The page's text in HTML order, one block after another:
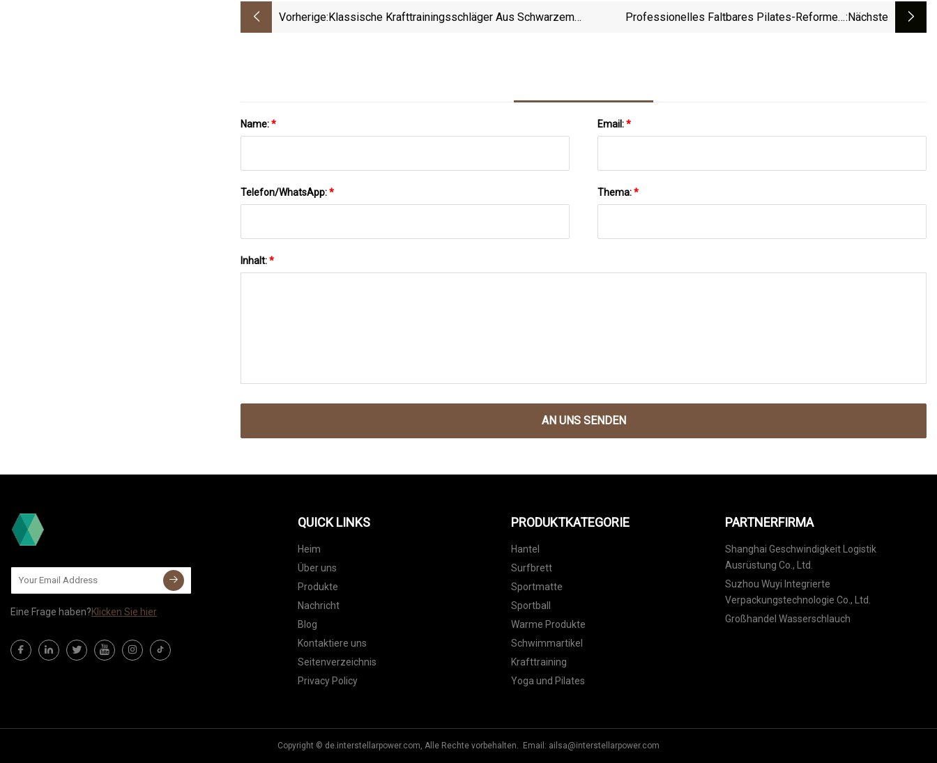
Vorherige:Klassische Krafttrainingsschläger Aus Schwarzem
Professionelles Faltbares Pilates-Reformer-:nächste
Name:* Email:*
Telefon/WhatsApp:* Thema:*
Inhalt:*
AN UNS SENDEN
Eine Frage haben?Klicken Sie hier
QUICK LINKS
Heim
Über uns
Produkte
Nachricht
Blog
Kontaktiere uns
Seitenverzeichnis
Privacy Policy
PRODUKTKATEGORIE
Hantel
Surfbrett
Sportmatte
Sportball
Warme Produkte
Schwimmartikel
Krafttraining
Yoga und Pilates
PARTNERFIRMA
Shanghai Geschwindigkeit Logistik
Ausrüstung Co., Ltd.
Suzhou Wuyi Integrierte
Verpackungstechnologie Co., Ltd.
Großhandel Wasserschlauch
Copyright © de.interstellarpower.com, Alle Rechte vorbehalten. Email: ailsa@interstellarpower.com